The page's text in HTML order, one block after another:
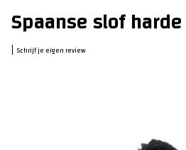
Spaanse slof
| Schrijf je eigen review